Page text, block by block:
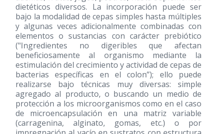
dietéticos diversos. La incorporación puede ser
bajo la modalidad de cepas simples hasta múltiples
y algunas veces adicionalmente combinadas con
elementos o sustancias con carácter prebiótico
("Ingredientes no digeribles que afectan
beneficiosamente al organismo mediante la
estimulación del crecimiento y actividad de cepas de
bacterias específicas en el colon”); ello puede
realizarse bajo técnicas muy diversas: simple
agregado al producto, o buscando un medio de
protección a los microorganismos como en el caso
de microencapsulación en una matriz variable
(carragenina, alginato, gomas, etc.) o por